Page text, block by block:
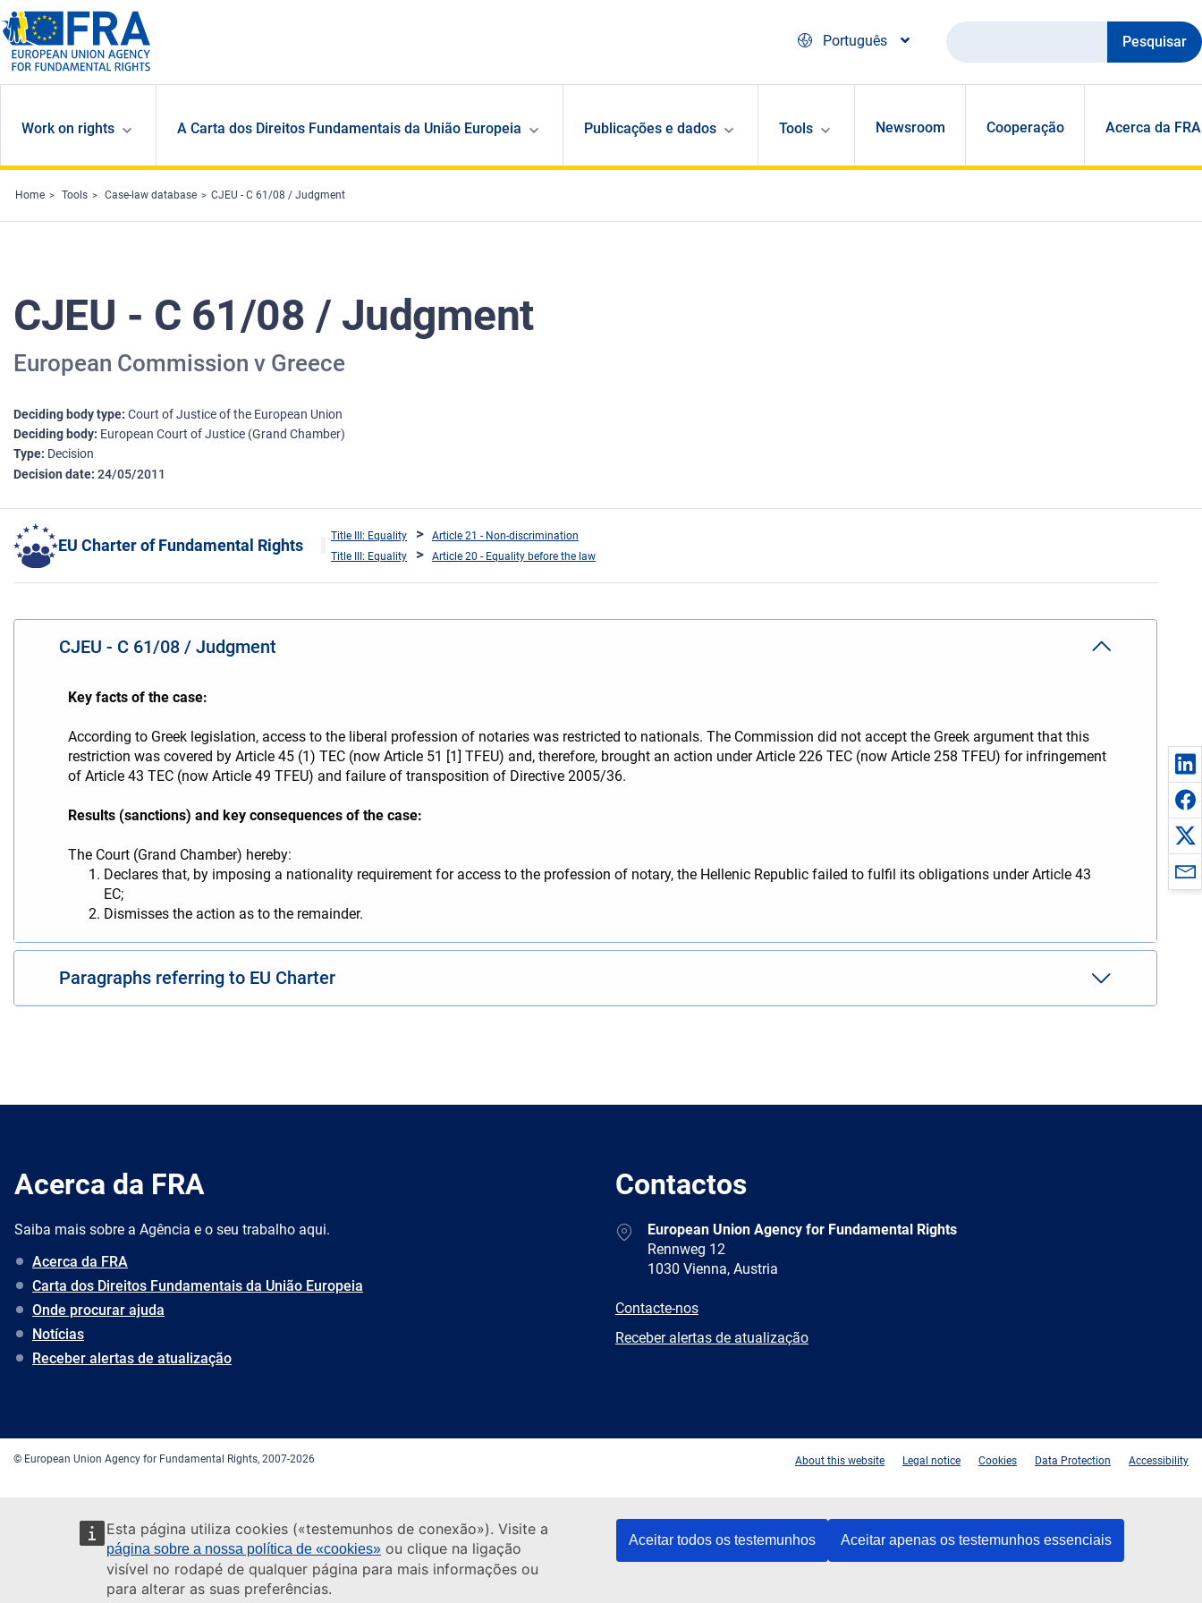
Esta página utiliza cookies («testemunhos de conexão»). Visite a
página sobre a nossa política de «cookies» ou clique na ligação
visível no rodapé de qualquer página para mais informações ou
para alterar as suas preferências.
Aceitar todos os testemunhos Aceitar apenas os testemunhos essenciais
Skip to main content
Português
Pesquisar
Work on rights A Carta dos Direitos Fundamentais da União Europeia Publicações e dados Tools Newsroom Cooperação Acerca da FRA
Home Tools Case-law database CJEU - C 61/08 / Judgment
CJEU - C 61/08 / Judgment
European Commission v Greece
Deciding body type Court of Justice of the European Union
Deciding body European Court of Justice (Grand Chamber)
Type Decision
Decision date 24/05/2011
EU Charter of Fundamental Rights
Title III: Equality
Article 21 - Non-discrimination
Title III: Equality
Article 20 - Equality before the law
CJEU - C 61/08 / Judgment
Key facts of the case:
According to Greek legislation, access to the liberal profession of notaries was restricted to nationals. The Commission did not accept the Greek argument that this
restriction was covered by Article 45 (1) TEC (now Article 51 [1] TFEU) and, therefore, brought an action under Article 226 TEC (now Article 258 TFEU) for infringement
of Article 43 TEC (now Article 49 TFEU) and failure of transposition of Directive 2005/36.
Results (sanctions) and key consequences of the case:
The Court (Grand Chamber) hereby:
Declares that, by imposing a nationality requirement for access to the profession of notary, the Hellenic Republic failed to fulfil its obligations under Article 43
EC;
Dismisses the action as to the remainder.
Paragraphs referring to EU Charter
Acerca da FRA
Saiba mais sobre a Agência e o seu trabalho aqui.
Acerca da FRA
Carta dos Direitos Fundamentais da União Europeia
Onde procurar ajuda
Notícias
Receber alertas de atualização
Contactos
AddressEuropean Union Agency for Fundamental Rights
Rennweg 12
1030 Vienna, Austria
E-
Contacte-nos
Newsletter
Receber alertas de atualização
© European Union Agency for Fundamental Rights, 2007-2026 About this website Legal notice Cookies Data Protection Accessibility